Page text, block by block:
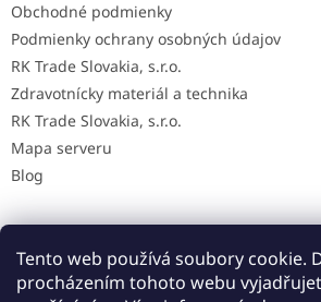
Tento web používá soubory cookie.
procházením tohoto webu
Obchodné podmienky
Podmienky ochrany osobných údajov
RK Trade Slovakia, s.r.o.
Zdravotnícky materiál a technika
RK Trade Slovakia, s.r.o.
Mapa serveru
Blog
Mapa AED na